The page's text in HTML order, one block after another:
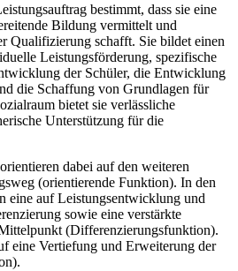
bestimmt, dass sie eine
Bildung vermittelt und
Qualifizierung schafft. Sie bildet einen
Leistungsförderung, spezifische
der Schüler, die Entwicklung
die Schaffung von Grundlagen für
bietet sie verlässliche
Unterstützung für die
dabei auf den weiteren
(orientierende Funktion). In den
eine auf Leistungsentwicklung und
sowie eine verstärkte
(Differenzierungsfunktion).
eine Vertiefung und Erweiterung der